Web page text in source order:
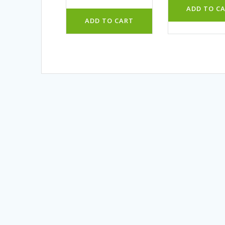
ADD TO CART
ADD TO